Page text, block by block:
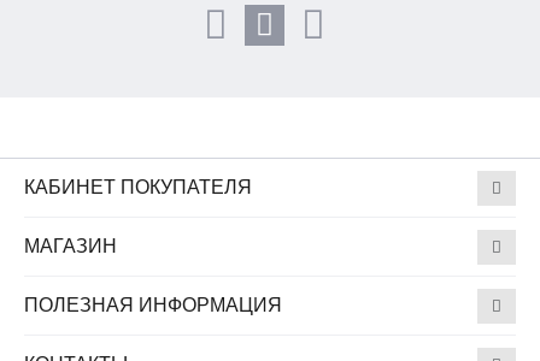
КАБИНЕТ ПОКУПАТЕЛЯ
МАГАЗИН
ПОЛЕЗНАЯ ИНФОРМАЦИЯ